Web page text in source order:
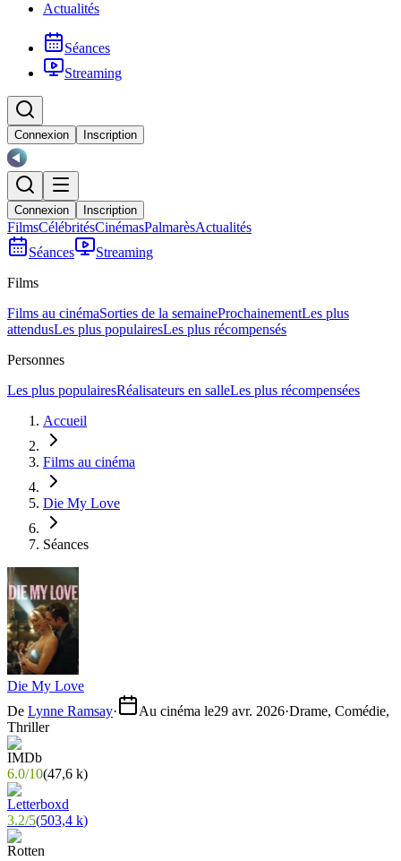
Actualités
Séances
Streaming
Connexion Inscription
Connexion Inscription
FilmsCélébritésCinémasPalmarèsActualités
Séances
Streaming
Films
Films au cinémaSorties de la semaineProchainementLes plus
attendusLes plus populairesLes plus récompensés
Personnes
Les plus populairesRéalisateurs en salleLes plus récompensées
Accueil
Films au cinéma
Die My Love
Séances
Die My Love
De Lynne Ramsay· Au cinéma le29 avr. 2026·Drame, Comédie,
Thriller
6.0/10(47,6 k)
3.2/5(503,4 k)